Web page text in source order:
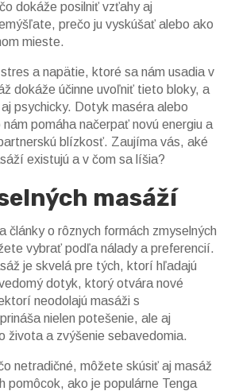
dokáže posilniť vzťahy aj
prečo ju vyskúšať alebo ako
mieste.
a napätie, ktoré sa nám usadia v
dokáže účinne uvoľniť tieto bloky, a
psychicky. Dotyk maséra alebo
pomáha načerpať novú energiu a
blízkosť. Zaujíma vás, aké
existujú a v čom sa líšia?
masáží
články o rôznych formách zmyselných
vybrať podľa nálady a preferencií.
je skvelá pre tých, ktorí hľadajú
dotyk, ktorý otvára nové
neodolajú masáži s
nielen potešenie, ale aj
života a zvýšenie sebavedomia.
netradičné, môžete skúsiť aj masáž
pomôcok, ako je populárne Tenga